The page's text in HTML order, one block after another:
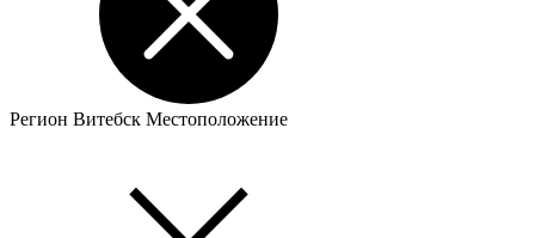
Регион Витебск Местоположение